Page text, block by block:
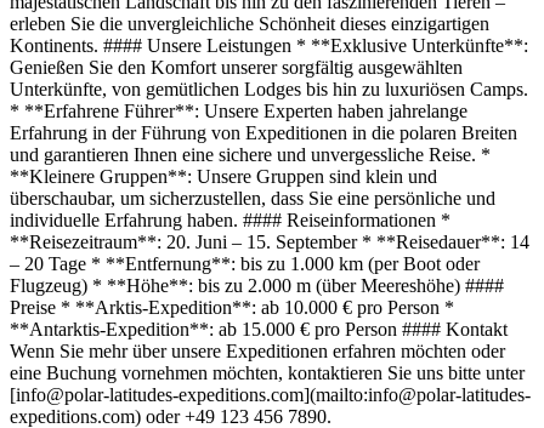
erleben Sie die unvergleichliche Schönheit dieses einzigartigen
Kontinents. #### Unsere Leistungen * **Exklusive Unterkünfte**:
Genießen Sie den Komfort unserer sorgfältig ausgewählten
Unterkünfte, von gemütlichen Lodges bis hin zu luxuriösen Camps.
* **Erfahrene Führer**: Unsere Experten haben jahrelange
Erfahrung in der Führung von Expeditionen in die polaren Breiten
und garantieren Ihnen eine sichere und unvergessliche Reise. *
**Kleinere Gruppen**: Unsere Gruppen sind klein und
überschaubar, um sicherzustellen, dass Sie eine persönliche und
individuelle Erfahrung haben. #### Reiseinformationen *
**Reisezeitraum**: 20. Juni – 15. September * **Reisedauer**: 14
– 20 Tage * **Entfernung**: bis zu 1.000 km (per Boot oder
Flugzeug) * **Höhe**: bis zu 2.000 m (über Meereshöhe) ####
Preise * **Arktis-Expedition**: ab 10.000 € pro Person *
**Antarktis-Expedition**: ab 15.000 € pro Person #### Kontakt
Wenn Sie mehr über unsere Expeditionen erfahren möchten oder
eine Buchung vornehmen möchten, kontaktieren Sie uns bitte unter
[info@polar-latitudes-expeditions.com](mailto:info@polar-latitudes-
expeditions.com) oder +49 123 456 7890.